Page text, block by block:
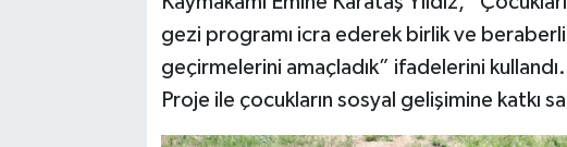
gezi programı icra ederek birlik ve
geçirmelerini amaçladık” ifadelerini kullandı.
Proje ile çocukların sosyal gelişimine katkı